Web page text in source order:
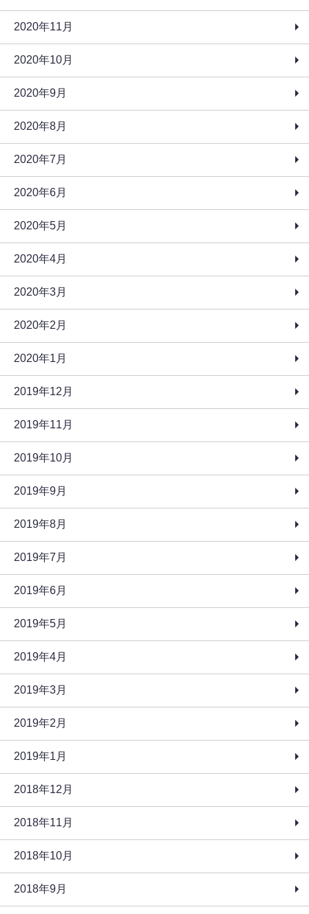
2020年11月
2020年10月
2020年9月
2020年8月
2020年7月
2020年6月
2020年5月
2020年4月
2020年3月
2020年2月
2020年1月
2019年12月
2019年11月
2019年10月
2019年9月
2019年8月
2019年7月
2019年6月
2019年5月
2019年4月
2019年3月
2019年2月
2019年1月
2018年12月
2018年11月
2018年10月
2018年9月